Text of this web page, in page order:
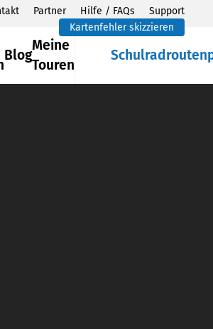
Partner Hilfe / FAQs
Support
Kartenfehler skizzieren
Blog
Meine
Touren